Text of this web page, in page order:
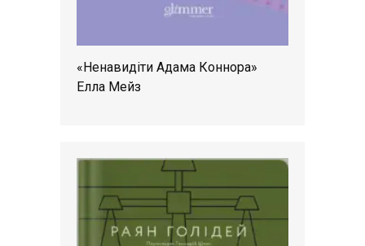
«Ненавидіти Адама Коннора»
Елла Мейз